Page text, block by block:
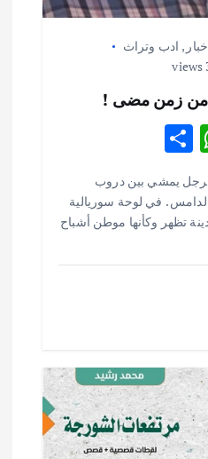
, ادب وتراث
زمن مضى !
W
h
at
s
S
ar
e
يمشي بين دروب
. في لوحة سوريالية
تظهر وكأنها موطن أشباح